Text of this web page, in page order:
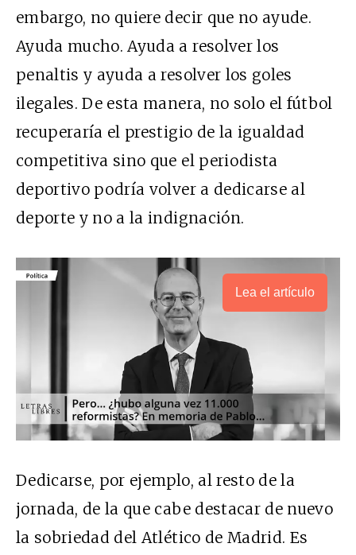
embargo, no quiere decir que no ayude.
Ayuda mucho. Ayuda a resolver los
penaltis y ayuda a resolver los goles
ilegales. De esta manera, no solo el fútbol
recuperaría el prestigio de la igualdad
competitiva sino que el periodista
deportivo podría volver a dedicarse al
deporte y no a la indignación.
Lea el artículo
Dedicarse, por ejemplo, al resto de la
jornada, de la que cabe destacar de nuevo
la sobriedad del Atlético de Madrid. Es